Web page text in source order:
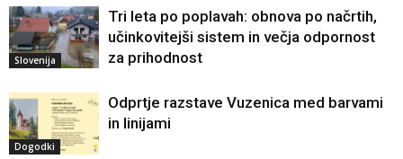
Slovenija
Tri leta po poplavah: obnova po načrtih,
učinkovitejši sistem in večja odpornost
za prihodnost
Dogodki
Odprtje razstave Vuzenica med barvami
in linijami